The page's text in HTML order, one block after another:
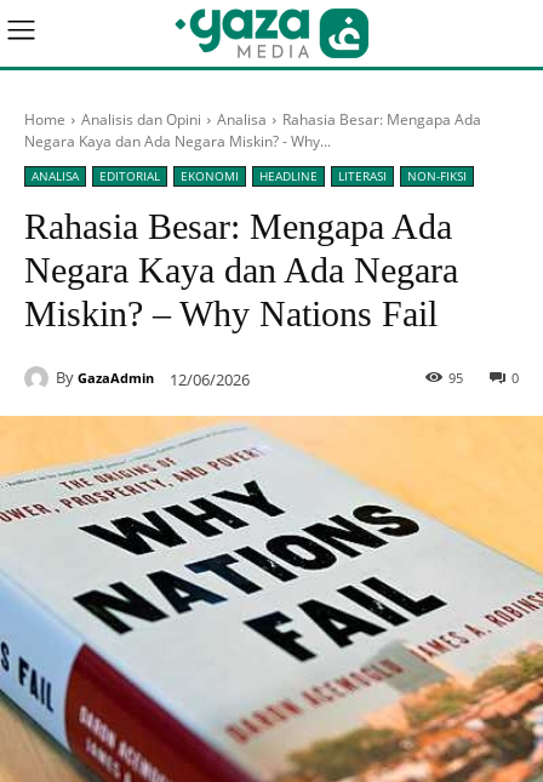
Home Analisis dan Opini Analisa
Rahasia Besar: Mengapa Ada
Negara Kaya dan Ada Negara Miskin? - Why...
ANALISA EDITORIAL EKONOMI HEADLINE LITERASI NON-FIKSI
Rahasia Besar: Mengapa Ada
Negara Kaya dan Ada Negara
Miskin? – Why Nations Fail
By GazaAdmin 12/06/2026 0
95